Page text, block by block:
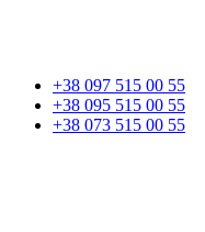
+38 097 515 00 55
+38 095 515 00 55
+38 073 515 00 55